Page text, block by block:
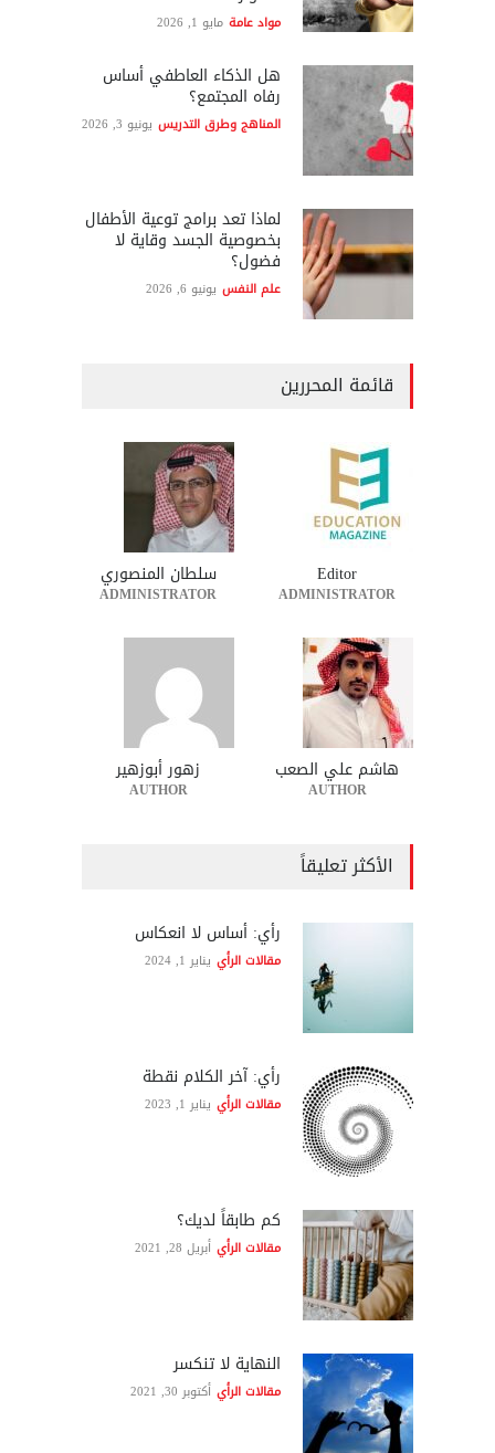
مواد عامة مايو 1, 2026
هل الذكاء العاطفي أساس
رفاه المجتمع؟
المناهج وطرق التدريس يونيو 3, 2026
لماذا تعد برامج توعية الأطفال
بخصوصية الجسد وقاية لا
فضول؟
علم النفس يونيو 6, 2026
قائمة المحررين
Editor
ADMINISTRATOR
سلطان المنصوري
ADMINISTRATOR
هاشم علي الصعب
AUTHOR
زهور أبوزهير
AUTHOR
الأكثر تعليقاً
رأي: أساس لا انعكاس
مقالات الرأي يناير 1, 2024
رأي: آخر الكلام نقطة
مقالات الرأي يناير 1, 2023
كم طابقاً لديك؟
مقالات الرأي أبريل 28, 2021
النهاية لا تنكسر
مقالات الرأي أكتوبر 30, 2021